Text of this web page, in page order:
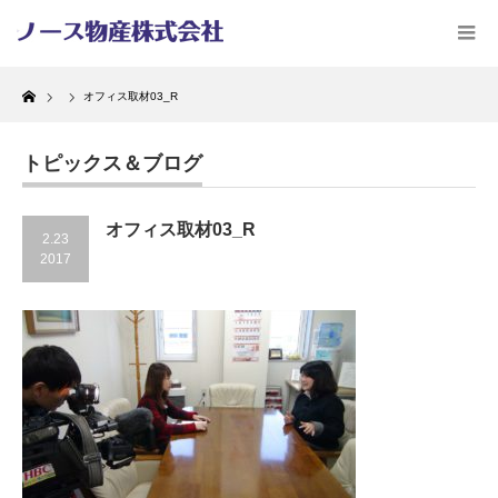
Home
オフィス取材03_R
トピックス＆ブログ
2.23
2017
オフィス取材03_R